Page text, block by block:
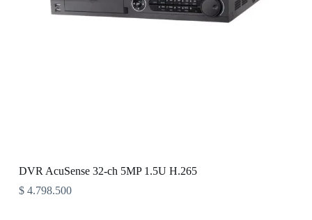
DVR AcuSense 32-ch 5MP 1.5U H.265
$4.798.500